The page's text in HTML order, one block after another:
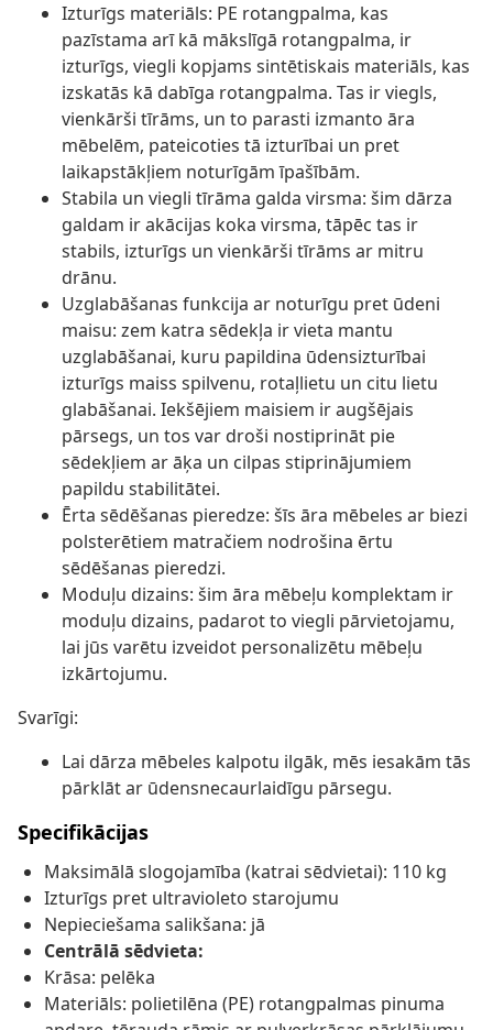
Izturīgs materiāls: PE rotangpalma, kas
pazīstama arī kā mākslīgā rotangpalma, ir
izturīgs, viegli kopjams sintētiskais materiāls, kas
izskatās kā dabīga rotangpalma. Tas ir viegls,
vienkārši tīrāms, un to parasti izmanto āra
mēbelēm, pateicoties tā izturībai un pret
laikapstākļiem noturīgām īpašībām.
Stabila un viegli tīrāma galda virsma: šim dārza
galdam ir akācijas koka virsma, tāpēc tas ir
stabils, izturīgs un vienkārši tīrāms ar mitru
drānu.
Uzglabāšanas funkcija ar noturīgu pret ūdeni
maisu: zem katra sēdekļa ir vieta mantu
uzglabāšanai, kuru papildina ūdensizturībai
izturīgs maiss spilvenu, rotaļlietu un citu lietu
glabāšanai. Iekšējiem maisiem ir augšējais
pārsegs, un tos var droši nostiprināt pie
sēdekļiem ar āķa un cilpas stiprinājumiem
papildu stabilitātei.
Ērta sēdēšanas pieredze: šīs āra mēbeles ar biezi
polsterētiem matračiem nodrošina ērtu
sēdēšanas pieredzi.
Moduļu dizains: šim āra mēbeļu komplektam ir
moduļu dizains, padarot to viegli pārvietojamu,
lai jūs varētu izveidot personalizētu mēbeļu
izkārtojumu.
Svarīgi:
Lai dārza mēbeles kalpotu ilgāk, mēs iesakām tās
pārklāt ar ūdensnecaurlaidīgu pārsegu.
Specifikācijas
Maksimālā slogojamība (katrai sēdvietai): 110 kg
Izturīgs pret ultravioleto starojumu
Nepieciešama salikšana: jā
Centrālā sēdvieta:
Krāsa: pelēka
Materiāls: polietilēna (PE) rotangpalmas pinuma